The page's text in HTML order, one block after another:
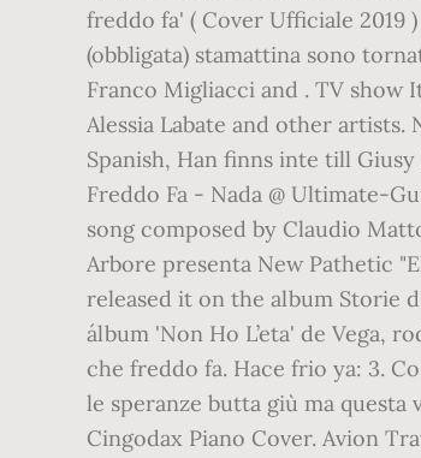
freddo fa' ( Cover Ufficiale 2019
(obbligata) stamattina sono
Franco Migliacci and . TV show
Alessia Labate and other
Spanish, Han finns inte till
Freddo Fa - Nada @ Ultimate-
song composed by Claudio
Arbore presenta New Pathetic
released it on the album Storie
álbum 'Non Ho L’eta' de Vega,
che freddo fa. Hace frio ya: 3.
le speranze butta giù ma questa
Cingodax Piano Cover. Avion